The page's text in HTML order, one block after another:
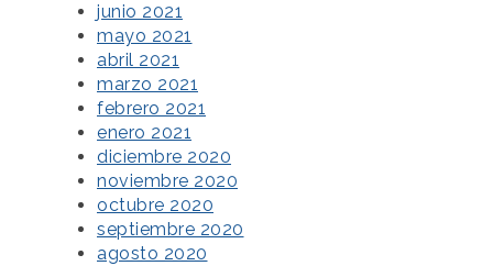
junio 2021
mayo 2021
abril 2021
marzo 2021
febrero 2021
enero 2021
diciembre 2020
noviembre 2020
octubre 2020
septiembre 2020
agosto 2020